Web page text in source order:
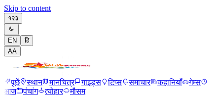
Skip to content
१२३
EN
हि
AA
पूछें स्थान मानचित्र गाइड्स टिप्स समाचार कहानियाँ
गेम्स
आज
पंचांग त्योहार मौसम